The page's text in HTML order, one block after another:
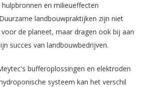
hulpbronnen en milieueffecten
landbouwpraktijken zijn niet
de planeet, maar dragen ook bij aan
succes van landbouwbedrijven.
bufferoplossingen en elektroden
systeem kan het verschil